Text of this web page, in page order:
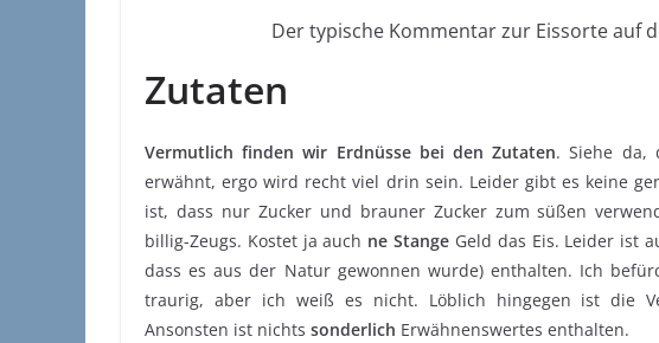
Der typische Kommentar zur Eissorte auf
Zutaten
Vermutlich finden wir Erdnüsse bei den Zutaten. Siehe da,
erwähnt, ergo wird recht viel drin sein. Leider gibt es keine
ist, dass nur Zucker und brauner Zucker zum süßen
billig-Zeugs. Kostet ja auch ne Stange Geld das Eis. Leider ist
dass es aus der Natur gewonnen wurde) enthalten. Ich
traurig, aber ich weiß es nicht. Löblich hingegen ist die
Ansonsten ist nichts sonderlich Erwähnenswertes enthalten.